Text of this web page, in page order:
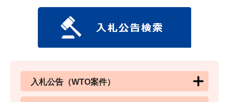
入札公告（WTO案件）